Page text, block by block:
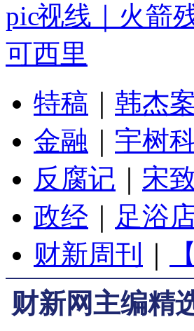
视线｜火箭
可西里
特稿
韩杰
金融
宇树
反腐记
宋
政经
足浴
财新周刊
财新网主编精